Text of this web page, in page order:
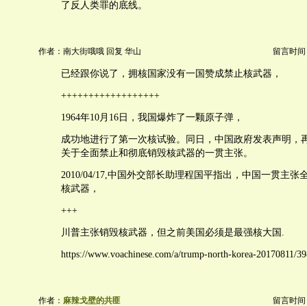
了反人类罪的底线。
作者：南大街哦哦 回复 华山 留言时间
已经跟你说了，拥核国家没有一国赞成禁止核武器，
++++++++++++++++++
1964年10月16日，我国爆炸了一颗原子弹，
成功地进行了第一次核试验。同日，中国政府发表声明，
关于全面禁止和彻底销毁核武器的一贯主张。
2010/04/17,中国外交部长助理程国平指出，中国一贯主张
核武器，
+++
川普主张销毁核武器，但之前美国必须是最强核大国.
https://www.voachinese.com/a/trump-north-korea-20170811/
作者： 麻辣戈壁的共匪 留言时间